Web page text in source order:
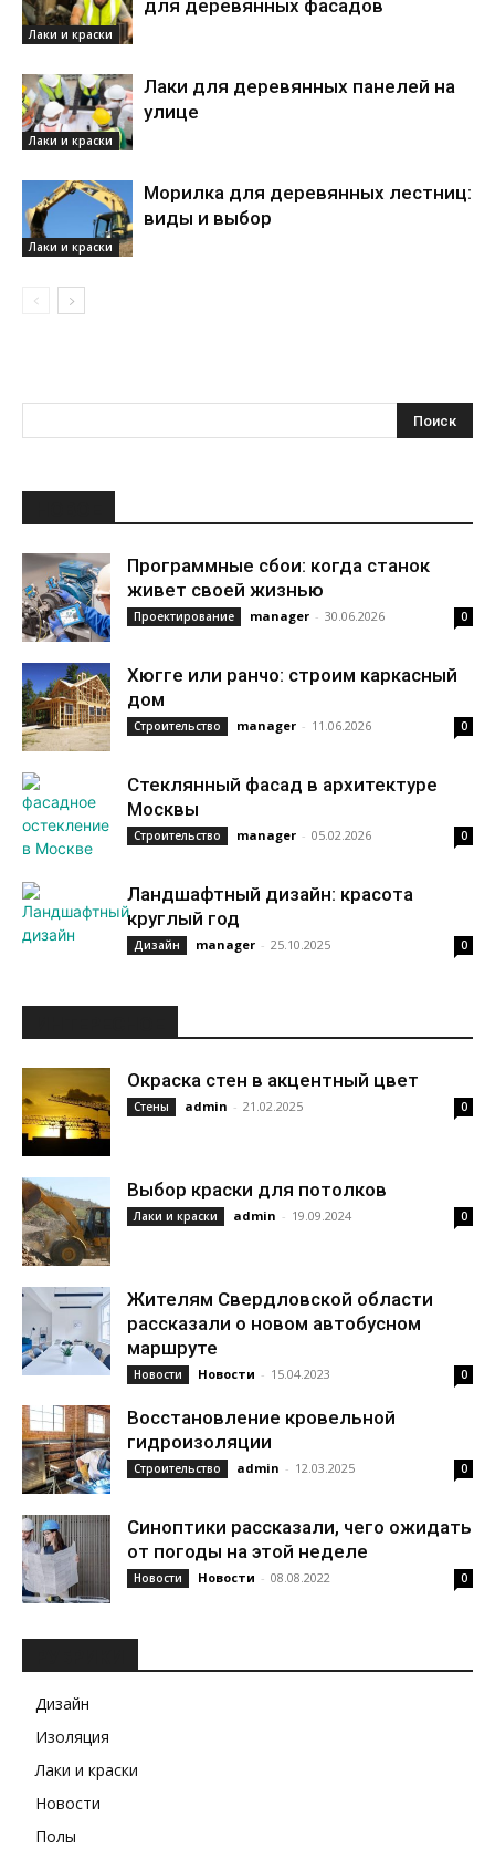
Лаки и краски
для деревянных фасадов
Лаки и краски
Лаки для деревянных панелей на
улице
Лаки и краски
Морилка для деревянных лестниц:
виды и выбор
Программные сбои: когда станок
живет своей жизнью
Проектирование manager - 30.06.2026 0
Хюгге или ранчо: строим каркасный
дом
Строительство manager - 11.06.2026 0
Стеклянный фасад в архитектуре
Москвы
Строительство manager - 05.02.2026 0
Ландшафтный дизайн: красота
круглый год
Дизайн manager - 25.10.2025 0
Окраска стен в акцентный цвет
Стены admin - 21.02.2025 0
Выбор краски для потолков
Лаки и краски admin - 19.09.2024 0
Жителям Свердловской области
рассказали о новом автобусном
маршруте
Новости Новости - 15.04.2023 0
Восстановление кровельной
гидроизоляции
Строительство admin - 12.03.2025 0
Синоптики рассказали, чего ожидать
от погоды на этой неделе
Новости Новости - 08.08.2022 0
Дизайн
Изоляция
Лаки и краски
Новости
Полы